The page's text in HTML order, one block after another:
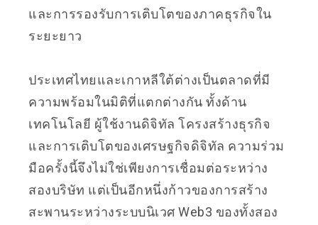
และการรองรับการเติบโตของภาคธุรกิจใน
ระยะยาว
ประเทศไทยและเกาหลีใต้ต่างเป็นตลาดที่มี
ความพร้อมในมิติที่แตกต่างกัน ทั้งด้าน
เทคโนโลยี ผู้ใช้งานดิจิทัล โครงสร้างธุรกิจ
และการเติบโตของเศรษฐกิจดิจิทัล ความร่วม
มือครั้งนี้จึงไม่ใช่เพียงการเชื่อมต่อระหว่าง
สองบริษัท แต่เป็นอีกหนึ่งก้าวของการสร้าง
สะพานระหว่างระบบนิเวศ Web3 ของทั้งสอง